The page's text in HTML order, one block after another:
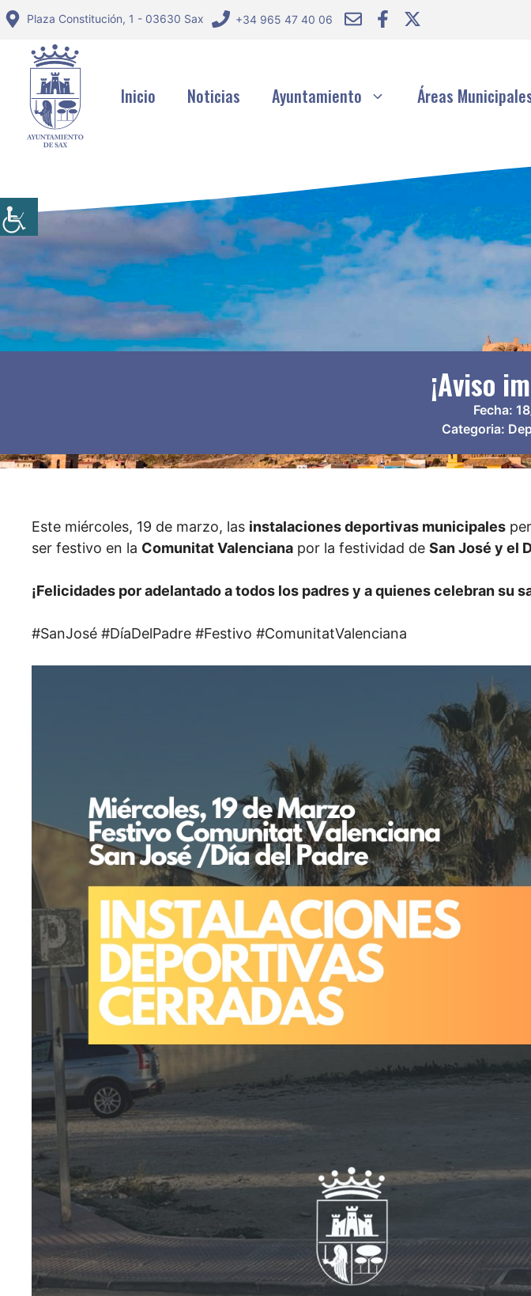
Saltar
contenido
Plaza Constitución, 1 - 03630 Sax +34 965 47 40 06
Inicio Noticias Ayuntamiento Áreas
¡Aviso
Fecha:
Categoria:
Este miércoles, 19 de marzo, las instalaciones deportivas municipales
ser festivo en la Comunitat Valenciana por la festividad de San José y el
¡Felicidades por adelantado a todos los padres y a quienes celebran su
#SanJosé #DíaDelPadre #Festivo #ComunitatValenciana